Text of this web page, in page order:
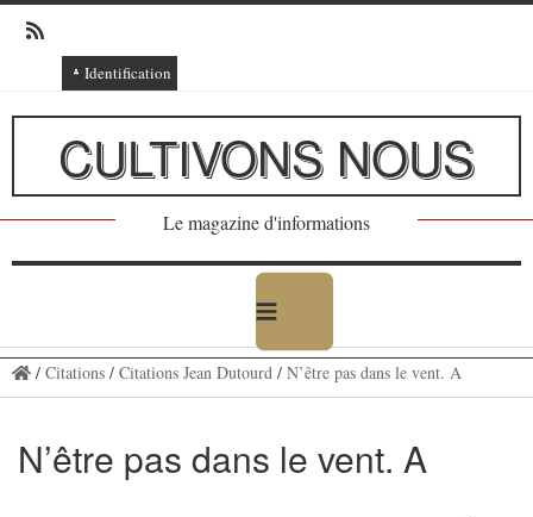
Identification
Connexion
Connexion via Facebook
Inscription
Ajout texte ou poème
CULTIVONS NOUS
Le magazine d'informations
/ Citations/ Citations Jean Dutourd/ N’être pas dans le vent. A
N’être pas dans le vent. A